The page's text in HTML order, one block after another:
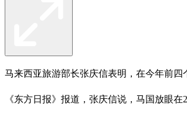
马来西亚旅游部长张庆信表明，在今年前四
《东方日报》报道，张庆信说，马国放眼